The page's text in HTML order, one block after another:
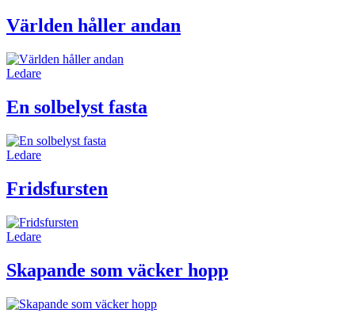
Världen håller andan
Ledare
En sol­belyst fasta
Ledare
Frids­fursten
Ledare
Skapande som väcker hopp